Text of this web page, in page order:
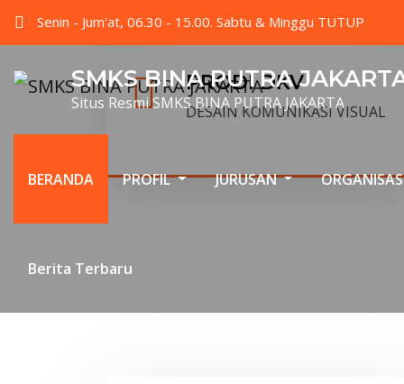
Senin - Jum'at, 06.30 - 15.00. Sabtu & Minggu TUTUP
SMKS BINA PUTRA
Situs Resmi SMKS BINA PUTRA JAKARTA
BERANDA PROFIL JURUSAN
Berita Terbaru
PRODI DKV
DESAIN KOMUNIKASI VISUAL